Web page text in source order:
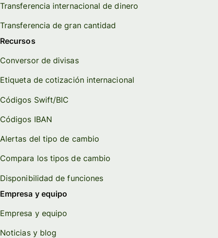
Transferencia internacional de dinero
Transferencia de gran cantidad
Recursos
Conversor de divisas
Etiqueta de cotización internacional
Códigos Swift/BIC
Códigos IBAN
Alertas del tipo de cambio
Compara los tipos de cambio
Disponibilidad de funciones
Empresa y equipo
Empresa y equipo
Noticias y blog